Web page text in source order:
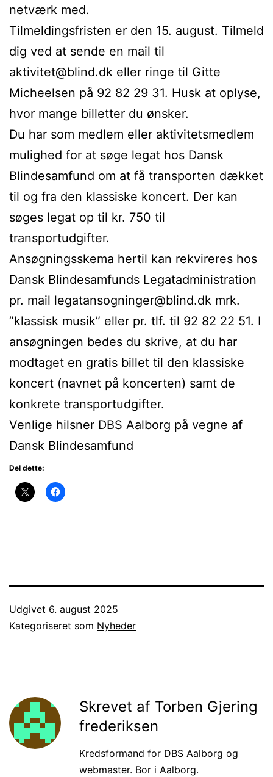
netværk med.
Tilmeldingsfristen er den 15. august. Tilmeld
dig ved at sende en mail til
aktivitet@blind.dk eller ringe til Gitte
Micheelsen på 92 82 29 31. Husk at oplyse,
hvor mange billetter du ønsker.
Du har som medlem eller aktivitetsmedlem
mulighed for at søge legat hos Dansk
Blindesamfund om at få transporten dækket
til og fra den klassiske koncert. Der kan
søges legat op til kr. 750 til
transportudgifter.
Ansøgningsskema hertil kan rekvireres hos
Dansk Blindesamfunds Legatadministration
pr. mail legatansogninger@blind.dk mrk.
”klassisk musik” eller pr. tlf. til 92 82 22 51. I
ansøgningen bedes du skrive, at du har
modtaget en gratis billet til den klassiske
koncert (navnet på koncerten) samt de
konkrete transportudgifter.
Venlige hilsner DBS Aalborg på vegne af
Dansk Blindesamfund
Del dette:
Udgivet 6. august 2025
Kategoriseret som Nyheder
Skrevet af Torben Gjering
frederiksen
Kredsformand for DBS Aalborg og
webmaster. Bor i Aalborg.